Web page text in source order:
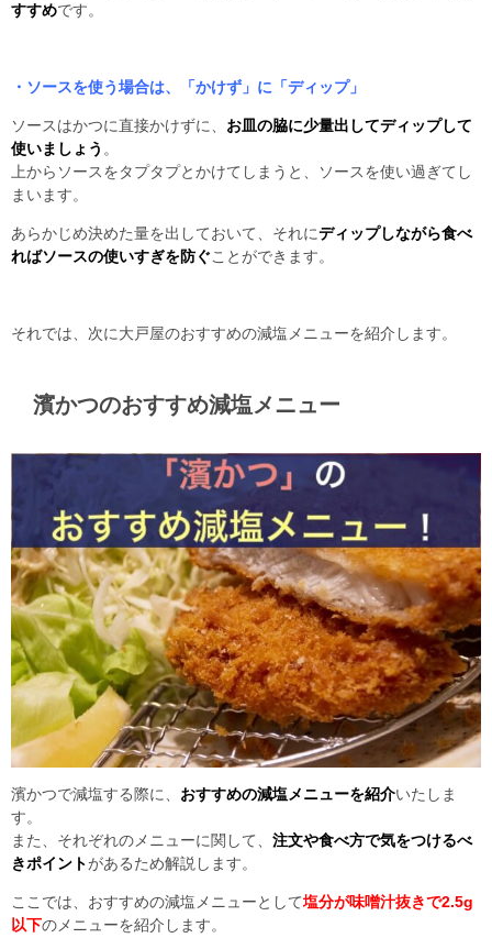
すすめです。
・ソースを使う場合は、「かけず」に「ディップ」
ソースはかつに直接かけずに、 お皿の脇に少量出してディップして
使いましょう 。
上からソースをタプタプとかけてしまうと、ソースを使い過ぎてし
まいます。
あらかじめ決めた量を出しておいて、それにディップしながら食べ
ればソースの使いすぎを防ぐことができます。
それでは、次に大戸屋のおすすめの減塩メニューを紹介します。
濱かつのおすすめ減塩メニュー
濱かつで減塩する際に、 おすすめの減塩メニューを紹介いたしま
す。
また、それぞれのメニューに関して、 注文や食べ方で気をつけるべ
きポイントがあるため解説します。
ここでは、おすすめの減塩メニューとして塩分が味噌汁抜きで2.5g
以下のメニューを紹介します。